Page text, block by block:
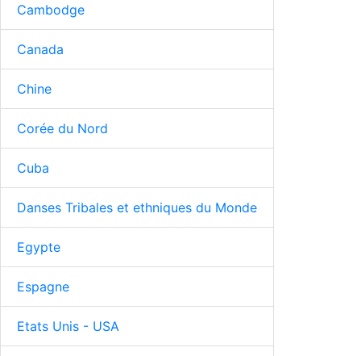
Cambodge
Canada
Chine
Corée du Nord
Cuba
Danses Tribales et ethniques du Monde
Egypte
Espagne
Etats Unis - USA